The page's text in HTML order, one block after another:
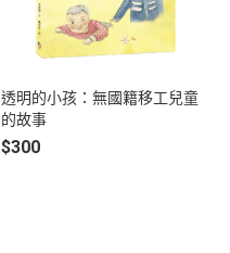
透明的小孩：無國籍移工兒童
的故事
$300